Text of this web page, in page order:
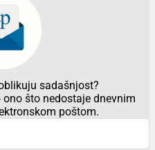
sadašnjost?
što nedostaje dnevnim
poštom.